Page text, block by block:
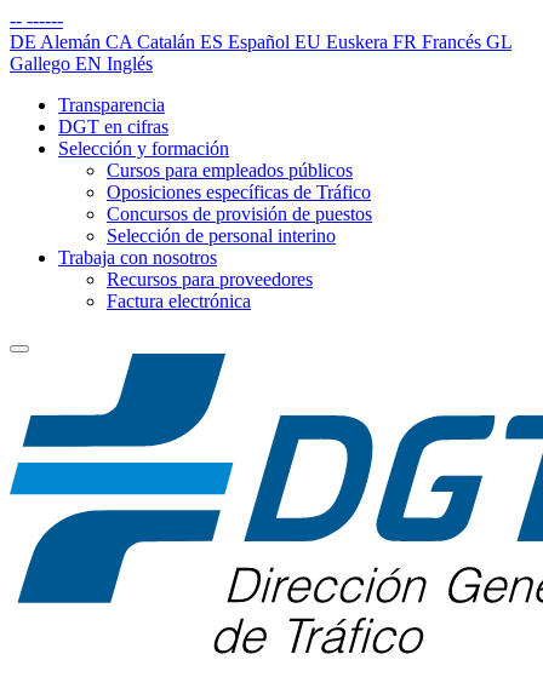
-- ------
DE Alemán CA Catalán ES Español EU Euskera FR Francés GL
Gallego EN Inglés
Transparencia
DGT en cifras
Selección y formación
Cursos para empleados públicos
Oposiciones específicas de Tráfico
Concursos de provisión de puestos
Selección de personal interino
Trabaja con nosotros
Recursos para proveedores
Factura electrónica